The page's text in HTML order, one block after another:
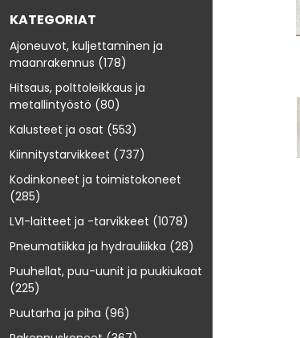
KATEGORIAT
Ajoneuvot, kuljettaminen ja
maanrakennus (178)
Hitsaus, polttoleikkaus ja
metallintyöstö (80)
Kalusteet ja osat (553)
Kiinnitystarvikkeet (737)
Kodinkoneet ja toimistokoneet
(285)
LVI-laitteet ja -tarvikkeet (1078)
Pneumatiikka ja hydrauliikka (28)
Puuhellat, puu-uunit ja puukiukaat
(225)
Puutarha ja piha (96)